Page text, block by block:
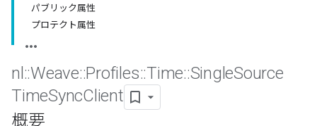
パブリック属性
プロテクト属性
nl ::Weave::Profiles::Time::SingleSource
TimeSyncClient
概要